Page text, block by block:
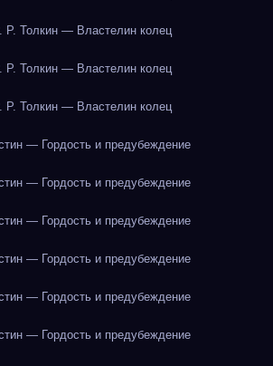
Р. Толкин — Властелин колец
Р. Толкин — Властелин колец
Р. Толкин — Властелин колец
— Гордость и предубеждение
— Гордость и предубеждение
— Гордость и предубеждение
— Гордость и предубеждение
— Гордость и предубеждение
— Гордость и предубеждение